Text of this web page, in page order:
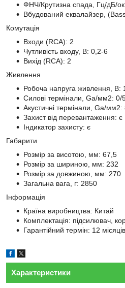
ФНЧ/Крутизна спада, Гц/дБ/
Вбудований еквалайзер,
Комутація
Входи (RCA): 2
Чутливість входу, В: 0,2-6
Вихід (RCA): 2
Живлення
Робоча напруга живлення, В:
Силові термінали, Ga/мм2: 0/
Акустичні термінали, Ga/мм2:
Захист від перевантаження: є
Індикатор захисту: є
Габарити
Розмір за висотою, мм: 67,5
Розмір за шириною, мм: 232
Розмір за довжиною, мм: 270
Загальна вага, г: 2850
Інформація
Країна виробництва: Китай
Комплектація: підсилювач,
Гарантійний термін: 12 місяців
Характеристики